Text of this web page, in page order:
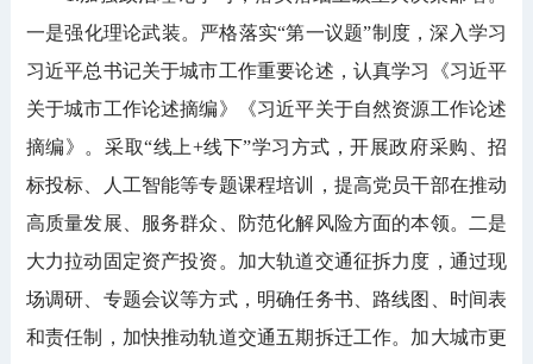
一是强化理论武装。严格落实“第一议题”制度，深入学习
习近平总书记关于城市工作重要论述，认真学习《习近平
关于城市工作论述摘编》《习近平关于自然资源工作论述
摘编》。采取“线上+线下”学习方式，开展政府采购、招
标投标、人工智能等专题课程培训，提高党员干部在推动
高质量发展、服务群众、防范化解风险方面的本领。二是
大力拉动固定资产投资。加大轨道交通征拆力度，通过现
场调研、专题会议等方式，明确任务书、路线图、时间表
和责任制，加快推动轨道交通五期拆迁工作。加大城市更